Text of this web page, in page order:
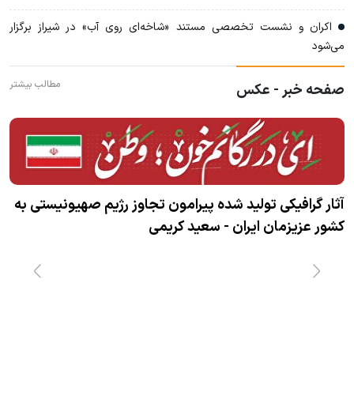
اکران و نشست تخصصی مستند «شاخه‌ای روی آب» در شیراز برگزار
می‌شود
صفحه خبر - عکس مطالب بیشتر
آثار گرافیکی تولید شده پیرامون تجاوز رژیم صهیونیستی به
کشور عزیزمان ایران - سعید کریمی